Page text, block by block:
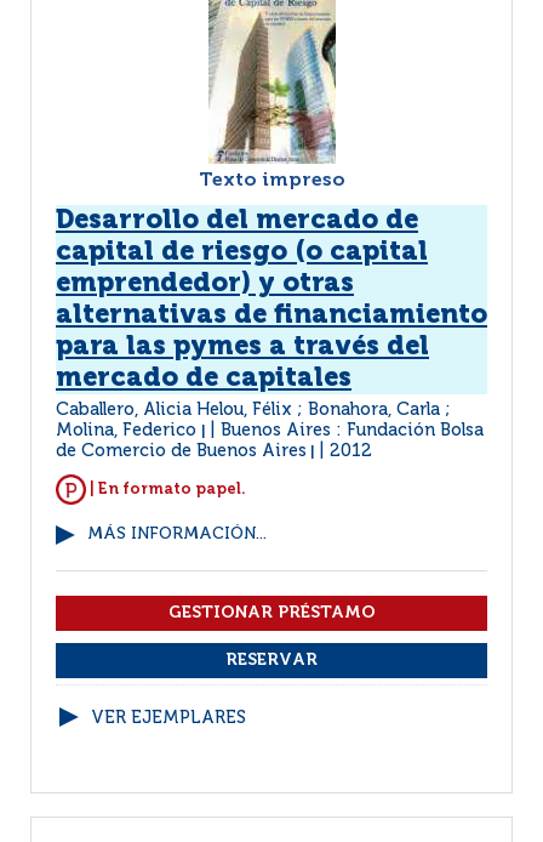
Texto impreso
Desarrollo del mercado de
capital de riesgo (o capital
emprendedor) y otras
alternativas de financiamiento
para las pymes a través del
mercado de capitales
Caballero, Alicia Helou, Félix ; Bonahora, Carla ;
Molina, Federico
Buenos Aires : Fundación Bolsa
de Comercio de Buenos Aires
2012
| En formato papel.
MÁS INFORMACIÓN...
VER EJEMPLARES